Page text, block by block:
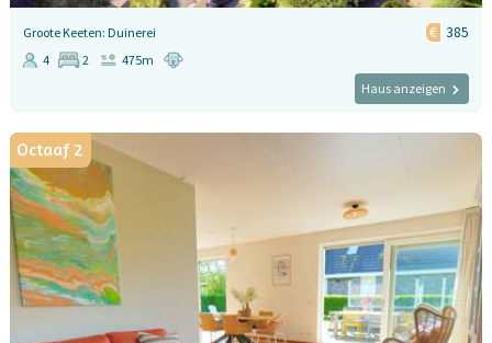
Groote Keeten: Duinerei 385
4 2
475m
Haus anzeigen
Octaaf 2